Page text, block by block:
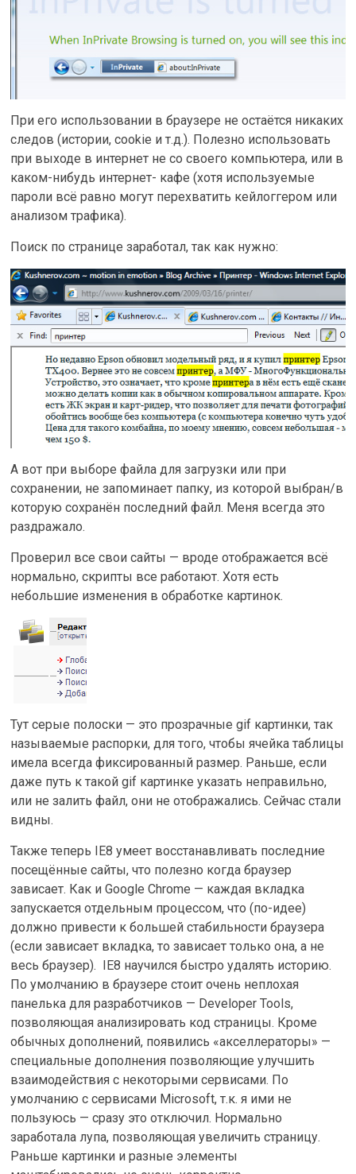
При его использовании в браузере не остаётся никаких
следов (истории, cookie и т.д.). Полезно использовать
при выходе в интернет не со своего компьютера, или в
каком-нибудь интернет- кафе (хотя используемые
пароли всё равно могут перехватить кейлоггером или
анализом трафика).
Поиск по странице заработал, так как нужно:
А вот при выборе файла для загрузки или при
сохранении, не запоминает папку, из которой выбран/в
которую сохранён последний файл. Меня всегда это
раздражало.
Проверил все свои сайты — вроде отображается всё
нормально, скрипты все работают. Хотя есть
небольшие изменения в обработке картинок.
Тут серые полоски — это прозрачные gif картинки, так
называемые распорки, для того, чтобы ячейка таблицы
имела всегда фиксированный размер. Раньше, если
даже путь к такой gif картинке указать неправильно,
или не залить файл, они не отображались. Сейчас стали
видны.
Также теперь IE8 умеет восстанавливать последние
посещённые сайты, что полезно когда браузер
зависает. Как и Google Chrome — каждая вкладка
запускается отдельным процессом, что (по-идее)
должно привести к большей стабильности браузера
(если зависает вкладка, то зависает только она, а не
весь браузер). IE8 научился быстро удалять историю.
По умолчанию в браузере стоит очень неплохая
панелька для разработчиков — Developer Tools,
позволяющая анализировать код страницы. Кроме
обычных дополнений, появились «акселлераторы» —
специальные дополнения позволяющие улучшить
взаимодействия с некоторыми сервисами. По
умолчанию с сервисами Microsoft, т.к. я ими не
пользуюсь — сразу это отключил. Нормально
заработала лупа, позволяющая увеличить страницу.
Раньше картинки и разные элементы